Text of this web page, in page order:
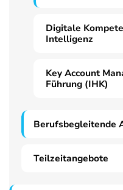
Digitale
Intelligenz
Key Account
Führung (IHK)
Berufsbegleitende
Teilzeitangebote